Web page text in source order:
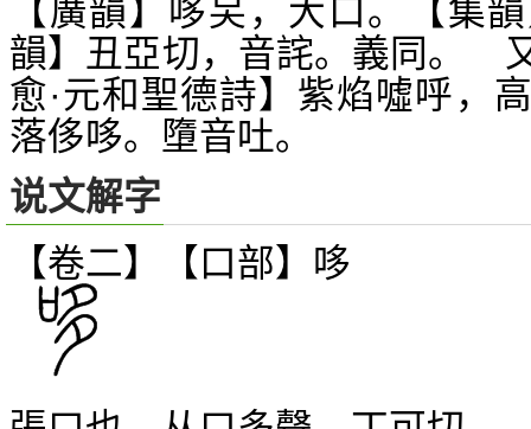
【廣韻】哆㕦 ，大口。【集
韻】丑亞切，音詫。義同。
愈·元和聖德詩】紫焰噓呼，
落侈哆。墮音吐。
说文解字
【卷二】【口部】 哆